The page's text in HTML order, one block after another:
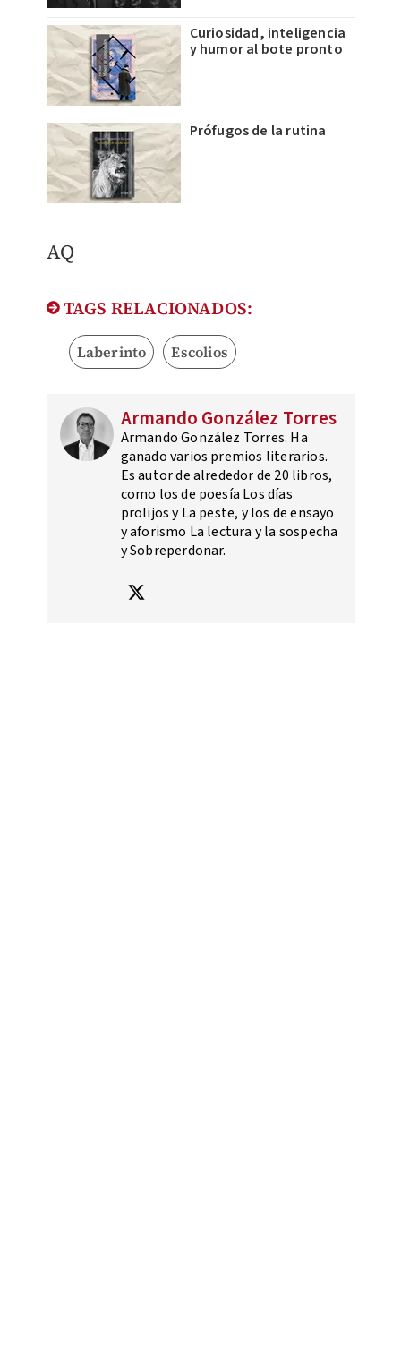
Curiosidad, inteligencia
y humor al bote pronto
Prófugos de la rutina
AQ
TAGS RELACIONADOS:
Laberinto Escolios
Armando González Torres
Armando González Torres. Ha
ganado varios premios literarios.
Es autor de alrededor de 20 libros,
como los de poesía Los días
prolijos y La peste, y los de ensayo
y aforismo La lectura y la sospecha
y Sobreperdonar.